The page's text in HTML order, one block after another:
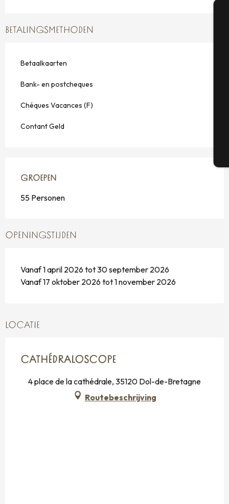
BETALINGSMETHODEN
Betaalkaarten
Bank- en postcheques
Chéques Vacances (F)
Contant Geld
GROEPEN
GROEPEN
55 Personen
OPENINGSTIJDEN
Vanaf 1 april 2026 tot 30 september 2026
Vanaf 17 oktober 2026 tot 1 november 2026
LOCATIE
CATHÉDRALOSCOPE
4 place de la cathédrale, 35120 Dol-de-Bretagne
Routebeschrijving